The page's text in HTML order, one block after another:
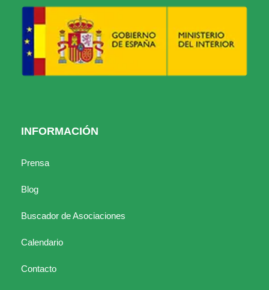
INFORMACIÓN
Prensa
Blog
Buscador de Asociaciones
Calendario
Contacto